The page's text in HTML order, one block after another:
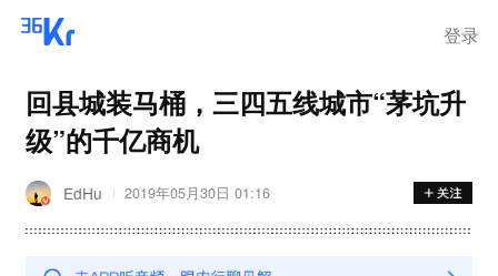
登录
回县城装马桶，三四五线城市“茅坑升
级”的千亿商机
EdHu 2019年05月30日 01:16